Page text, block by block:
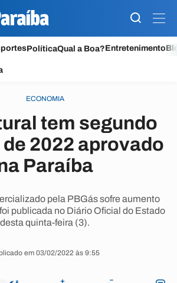
PolíticaQual a Boa?Entretenimento
ECONOMIA
tem segundo
2022 aprovado
Paraíba
pela PBGás sofre aumento
publicada no Diário Oficial do Estado
desta quinta-feira (3).
em 03/02/2022 às 9:55